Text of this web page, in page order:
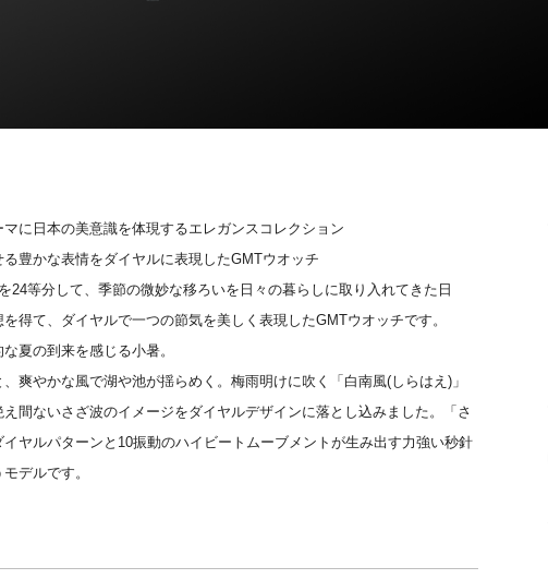
マに日本の美意識を体現するエレガンスコレクション
る豊かな表情をダイヤルに表現したGMTウオッチ
24等分して、季節の微妙な移ろいを日々の暮らしに取り入れてきた日
得て、ダイヤルで一つの節気を美しく表現したGMTウオッチです。
夏の到来を感じる小暑。
爽やかな風で湖や池が揺らめく。梅雨明けに吹く「白南風(しらはえ)」
間ないさざ波のイメージをダイヤルデザインに落とし込みました。「さ
イヤルパターンと10振動のハイビートムーブメントが生み出す力強い秒針
デルです。